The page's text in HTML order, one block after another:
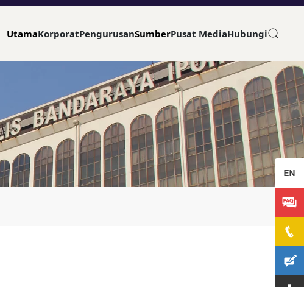
UtamaKorporatPengurusanSumberPusat MediaHubungi